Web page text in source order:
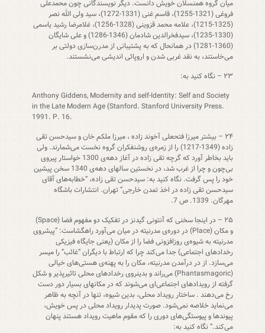
میان گروه همنسلان خویش دانست. دیگر نویسندگانی چون محمدعلی
فروغی (1321-1255)، قاسم غنی (1331-1272)، سید ولی الله نصر
(1325-1215)، علامه محمد قزوینی (1328-1256)، غلامرضا رشید یاسمی
(1330-1235)، سیدفخرالدین شادمان (1346-1286) و علی شایگان
(1360-1281) در همانحال که به پشتیبانی از مدرن‌سازی دولتی بر
می‌خاستند، به نقد غربی شدن و اروپائی اندیشی می‌نشستند.
۲۳ – نگاه کنید به:
Anthony Giddens, Modernity and self-Identity: Self and Society
in the Late Modern Age (Stanford. Stanford University Press.
1991. P. 16.
۲۴ – بیشتر میرزا فتحعلی آخوند زاده ، میرزا ملکم خان و سیدحسن تقی
زاده (1349-1217) را از زمره‌ی روشنفکران گروه نخست می‌شمارند. ولی
باید بخاطر آورد که گرچه تقی زاده در آغاز دهه‌ی 1300 خواستار پیروی
بی‌چون و چرا از غرب شد، در نخستین سالهای دهه‌ی 1340 سخن پیشین
خود را پس گرفت. نگاه کنید به: سیدحسن تقی زاده، “خطابه‌های آقای
سیدحسن تقی زاده در اخذ تمدن خارجی” تهران. انتشارات باشگاه
مهرگان. 1339. ص 7.
۲۵ – در اینجا سخنی که آنتونی گیدنز در تفکیک دو مفهوم فضا (Space)
و مکان (Place) در دوره‌ی مدرنیته در میان می‌آورد راهگشاست: “پیشروی
مدرنیته به شیوه‌ی روزافزونی فضا را از مکان (یعنی جایگاه فیزیکی
رخدادهای اجتماعی) جدا می‌کند چرا که ارتباط با دیگران “غائب” را میسر
می‌سازد. از در درآمدن مدرنیته، مکان را به پهنه‌ی هستی‌های خیالی
(Phantasmagoric) می‌راند و بدینروی رخدادهای محلی تاثیرپذیر و شکل
گرفته از رویدادهای اجتماعی‌ای می‌شوند که در مکانهای بسیار دور دست
رخ می‌دهند . ساختار رویداد محلی، بدین شیوه، تنها در آنچه به ظاهر
می‌نماید خلاصه نمی‌شود. صورت پدیدار رویداد محلی در پس خویش،
پیوند‌ها و پیوستگی‌های دوری را که مقوم ماهیت رویداد هستند پنهان
می‌کند.” نگاه کنید به: